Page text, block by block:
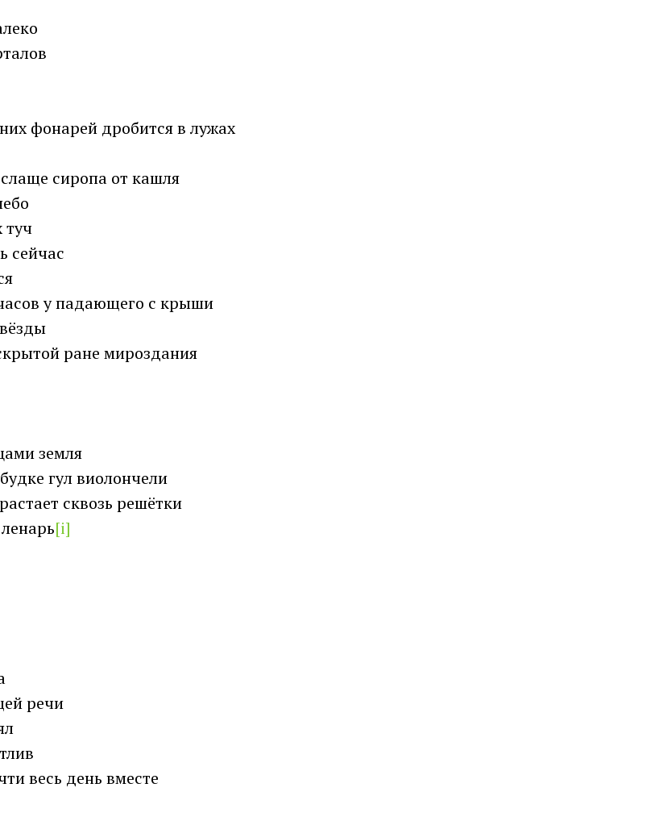
фонарей дробится в лужах
сиропа от кашля
туч
сейчас
у падающего с крыши
ране мироздания
земля
гул виолончели
сквозь решётки
[i]
речи
весь день вместе